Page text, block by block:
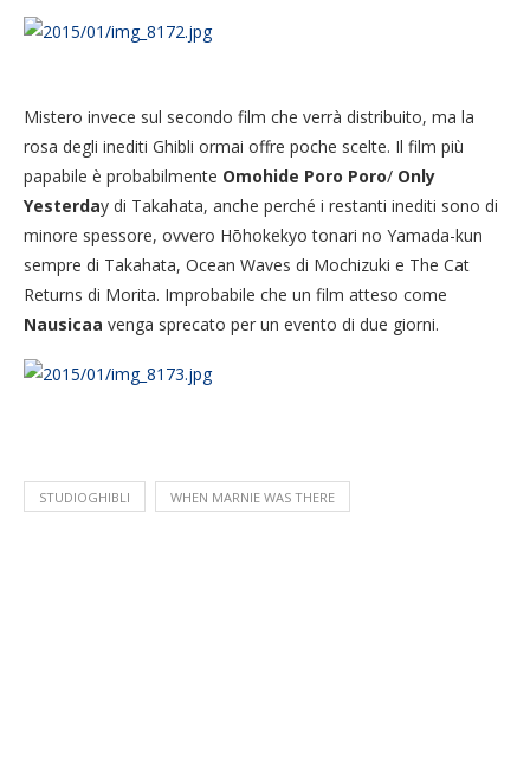
Mistero invece sul secondo film che verrà distribuito, ma la
rosa degli inediti Ghibli ormai offre poche scelte. Il film più
papabile è probabilmente Omohide Poro Poro/ Only
Yesterday di Takahata, anche perché i restanti inediti sono di
minore spessore, ovvero Hōhokekyo tonari no Yamada-kun
sempre di Takahata, Ocean Waves di Mochizuki e The Cat
Returns di Morita. Improbabile che un film atteso come
Nausicaa venga sprecato per un evento di due giorni.
STUDIOGHIBLI WHEN MARNIE WAS THERE